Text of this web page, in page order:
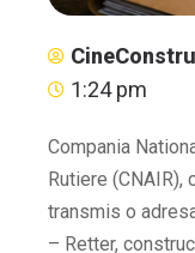
1:24 pm
Compania
Rutiere
transmis o
– Retter,